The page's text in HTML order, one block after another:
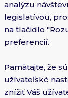
analýzu
legislatívou,
na tlačidlo
preferencií.
Pamätajte, že
užívateľské
znížiť Váš